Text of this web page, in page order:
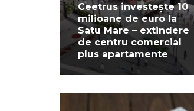
Ceetrus investește 10
milioane de euro la
Satu Mare – extindere
de centru comercial
plus apartamente